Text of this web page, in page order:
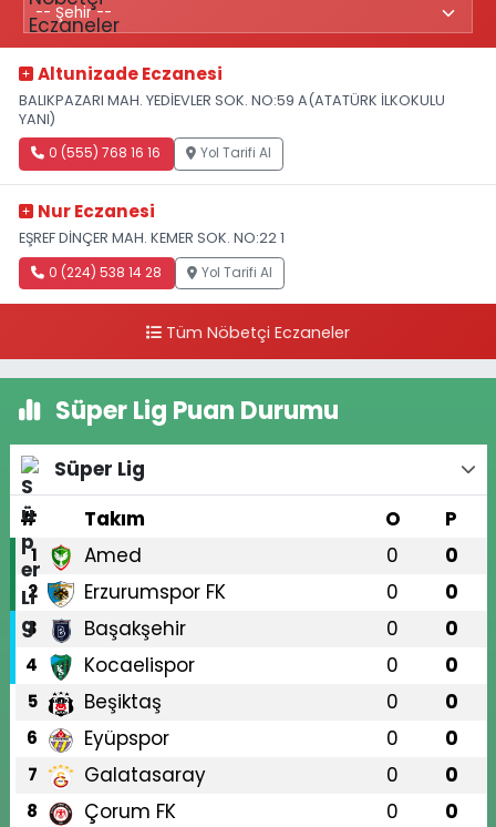
Altunizade Eczanesi
BALIKPAZARI MAH. YEDİEVLER SOK. NO:59 A(ATATÜRK İLKOKULU
YANI)
0 (555) 768 16 16 Yol Tarifi Al
Nur Eczanesi
EŞREF DİNÇER MAH. KEMER SOK. NO:22 1
0 (224) 538 14 28 Yol Tarifi Al
Tüm Nöbetçi Eczaneler
Süper Lig Puan Durumu
Süper Lig
#
Takım O P
1 Amed 0 0
2 Erzurumspor FK 0 0
3 Başakşehir 0 0
4 Kocaelispor 0 0
5 Beşiktaş 0 0
6 Eyüpspor 0 0
7 Galatasaray 0 0
8 Çorum FK 0 0